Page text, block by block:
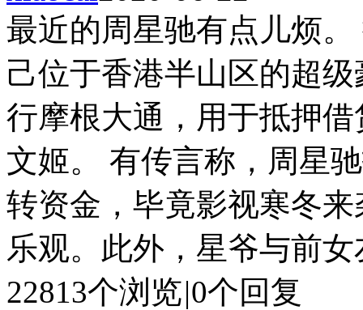
最近的周星驰有点儿烦
己位于香港半山区的超
行摩根大通，用于抵押
文姬。 有传言称，周星
转资金，毕竟影视寒冬
乐观。此外，星爷与前
22813个浏览|0个回复